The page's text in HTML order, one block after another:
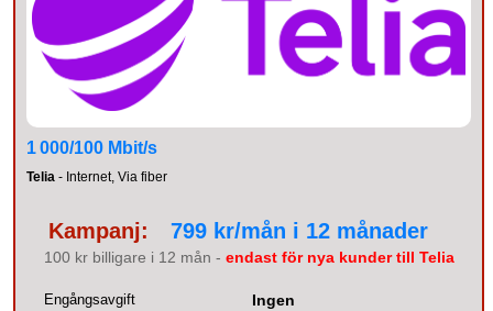
1 000/100 Mbit/s
Telia - Internet, Via fiber
Kampanj: 799 kr/mån i 12 månader
100 kr billigare i 12 mån - endast för nya kunder till Telia
Engångsavgift Ingen